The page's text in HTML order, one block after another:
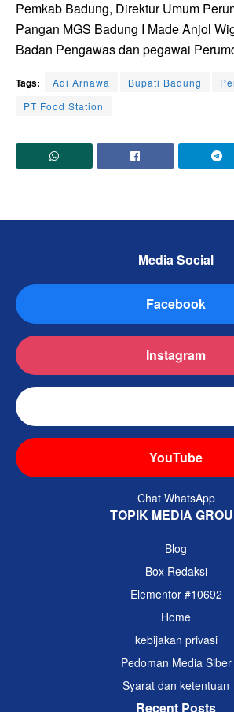
Pemkab Badung, Direktur Umum
Pangan MGS Badung I Made Anjol
Badan Pengawas dan pegawai
Tags: Adi Arnawa Bupati Badung
PT Food Station
Media Social
Facebook
Instagram
YouTube
Chat WhatsApp
TOPIK MEDIA
Blog
Box Redaksi
Elementor #10692
Home
kebijakan privasi
Pedoman Media Siber
Syarat dan ketentuan
Recent Posts